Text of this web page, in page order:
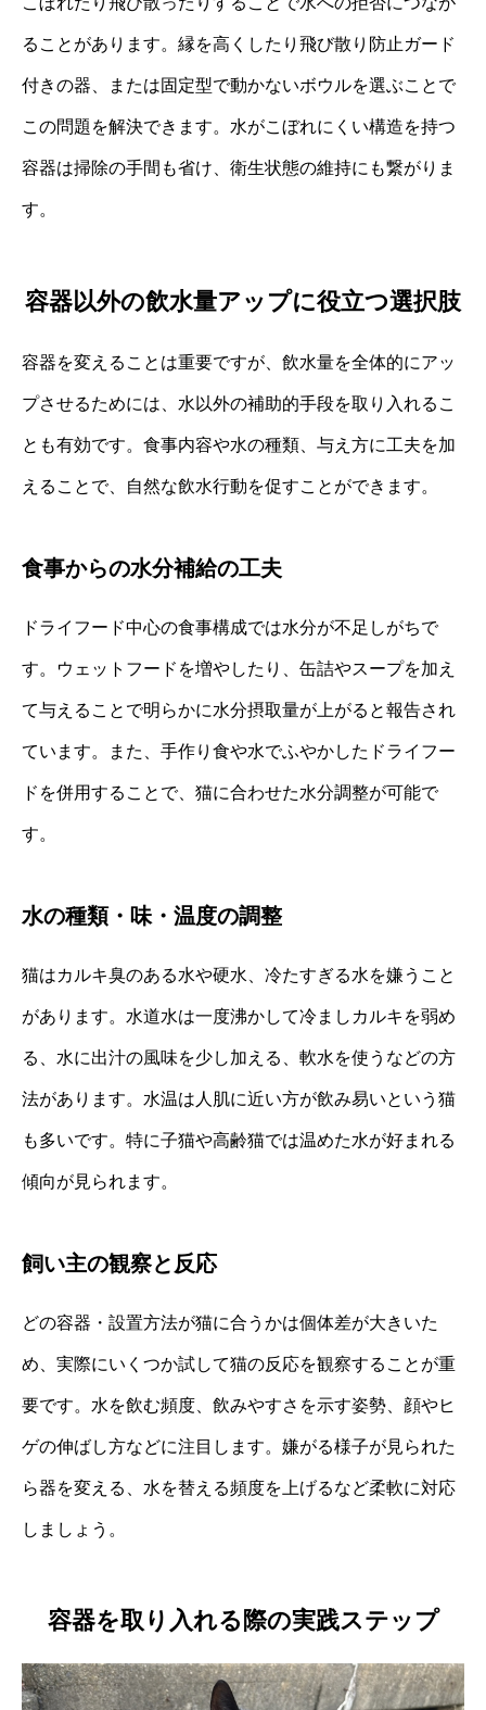
ることがあります。縁を高くしたり飛び散り防止ガード
付きの器、または固定型で動かないボウルを選ぶことで
この問題を解決できます。水がこぼれにくい構造を持つ
容器は掃除の手間も省け、衛生状態の維持にも繋がりま
す。
容器以外の飲水量アップに役立つ選択肢
容器を変えることは重要ですが、飲水量を全体的にアッ
プさせるためには、水以外の補助的手段を取り入れるこ
とも有効です。食事内容や水の種類、与え方に工夫を加
えることで、自然な飲水行動を促すことができます。
食事からの水分補給の工夫
ドライフード中心の食事構成では水分が不足しがちで
す。ウェットフードを増やしたり、缶詰やスープを加え
て与えることで明らかに水分摂取量が上がると報告され
ています。また、手作り食や水でふやかしたドライフー
ドを併用することで、猫に合わせた水分調整が可能で
す。
水の種類・味・温度の調整
猫はカルキ臭のある水や硬水、冷たすぎる水を嫌うこと
があります。水道水は一度沸かして冷ましカルキを弱め
る、水に出汁の風味を少し加える、軟水を使うなどの方
法があります。水温は人肌に近い方が飲み易いという猫
も多いです。特に子猫や高齢猫では温めた水が好まれる
傾向が見られます。
飼い主の観察と反応
どの容器・設置方法が猫に合うかは個体差が大きいた
め、実際にいくつか試して猫の反応を観察することが重
要です。水を飲む頻度、飲みやすさを示す姿勢、顔やヒ
ゲの伸ばし方などに注目します。嫌がる様子が見られた
ら器を変える、水を替える頻度を上げるなど柔軟に対応
しましょう。
容器を取り入れる際の実践ステップ